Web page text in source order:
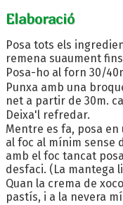
Elaboració
Posa tots els
remena suaument
Posa-ho al forn 30/
Punxa amb una
net a partir de 30m.
Deixa'l refredar.
Mentre es fa, posa en
al foc al mínim sense
amb el foc tancat
desfaci. (La mantega
Quan la crema de
pastís, i a la nevera